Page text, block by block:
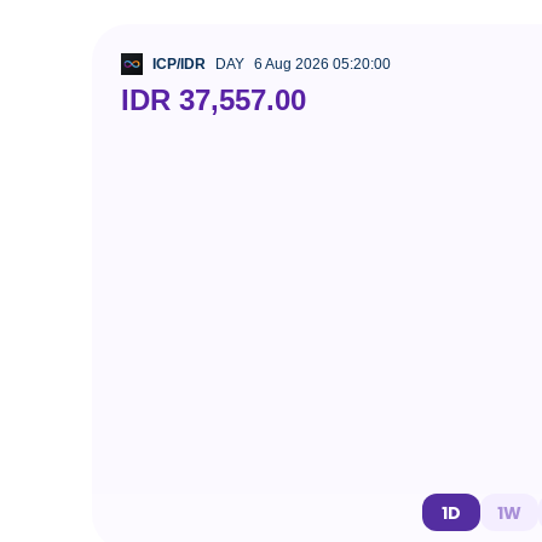
ICP/IDR DAY 6 Aug 2026 05:20:00
IDR 37,557.00
1D 1W